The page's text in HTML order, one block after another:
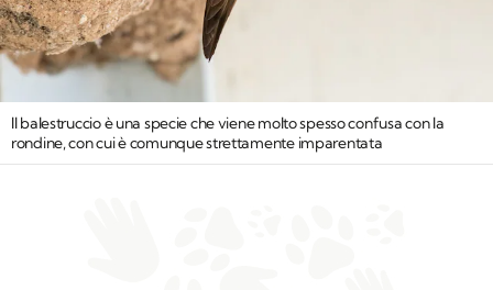
Il balestruccio è una specie che viene molto spesso confusa con la
rondine, con cui è comunque strettamente imparentata